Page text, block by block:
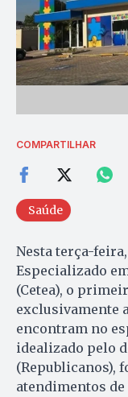
COMPARTILHAR
Saúde
Nesta terça-
Especializado
(Cetea), o
exclusivamente
encontram no
idealizado pelo
(Republicanos),
atendimentos